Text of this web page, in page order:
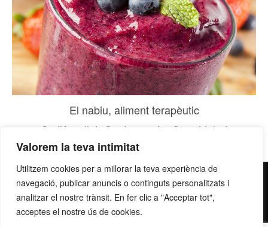
Valorem la teva intimitat
Utilitzem cookies per a millorar la teva experiència de
navegació, publicar anuncis o continguts personalitzats i
analitzar el nostre trànsit. En fer clic a "Acceptar tot",
acceptes el nostre ús de cookies.
El nabiu, aliment terapèutic
Ca l'Arpellot
Gastronomia Grup Llobet
contacte@grupllobet.com| Política de privacitat|Donar-
me de baixa| T. 93 878 80 78 | Ctra. Manresa a Berga km
2,7 | 08272 Sant Fruitós de Bages